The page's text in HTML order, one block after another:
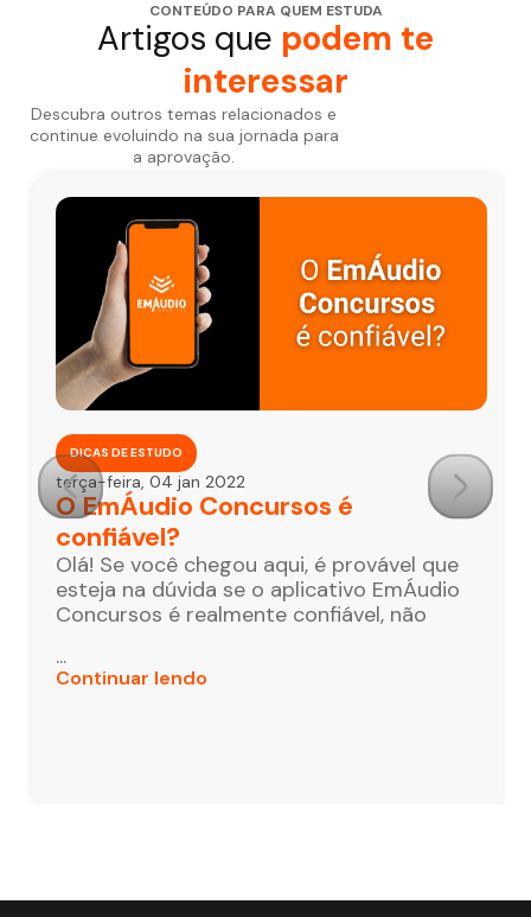
CONTEÚDO PARA QUEM ESTUDA
Artigos que podem te
interessar
Descubra outros temas relacionados e
continue evoluindo na sua jornada para
a aprovação.
DICAS DE ESTUDO
terça-feira, 04 jan 2022
O EmÁudio Concursos é
confiável?
Olá! Se você chegou aqui, é provável que
esteja na dúvida se o aplicativo EmÁudio
Concursos é realmente confiável, não
...
Continuar lendo